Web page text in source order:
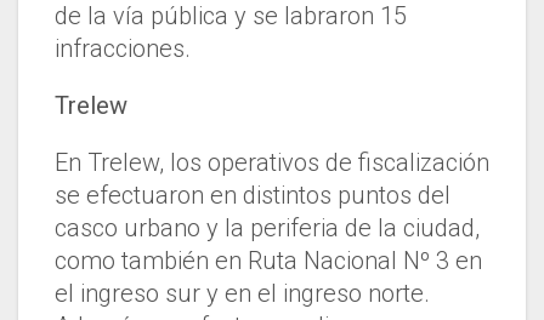
de la vía pública y se labraron 15
infracciones.
Trelew
En Trelew, los operativos de fiscalización
se efectuaron en distintos puntos del
casco urbano y la periferia de la ciudad,
como también en Ruta Nacional Nº 3 en
el ingreso sur y en el ingreso norte.